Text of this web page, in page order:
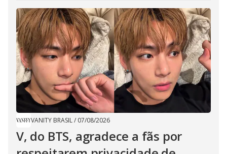
VANITY BRASIL/ 07/08/2026
V, do BTS, agradece a fãs por